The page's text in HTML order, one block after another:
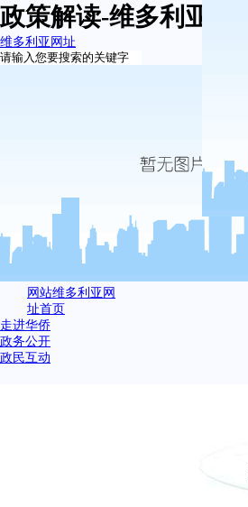
政策解读-维多利亚网址
维多利亚网址
网站维多利亚网
址首页
走进华侨
政务公开
政民互动